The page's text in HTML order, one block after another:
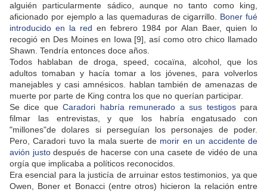
alguién particularmente sádico, aunque no tanto como king,
aficionado por ejemplo a las quemaduras de cigarrillo. Boner fué
introducido en la red en febrero 1984 por Alan Baer, quien lo
recogió en Des Moines en Iowa [9], así como otro chico llamado
Shawn. Tendría entonces doce años.
Todos hablaban de droga, speed, cocaïna, alcohol, que los
adultos tomaban y hacía tomar a los jóvenes, para volverlos
manejables y casi amnésicos. hablan también de amenazas de
muerte por parte de King contra los que no querían participar.
Se dice queCaradori habría remunerado a sus testigospara
filmar las entrevistas, y que los habría engatusado con
"millones"de dolares si perseguían los personajes de poder.
Pero, Caradori tuvo la mala suerte de morir en un accidente de
avión justodespués de hacerse con una casete de vidéo de una
orgía que implicaba a políticos reconocidos.
Era esencial para la justicía de arruinar estos testimonios, ya que
Owen, Boner et Bonacci (entre otros) hicieron la relación entre